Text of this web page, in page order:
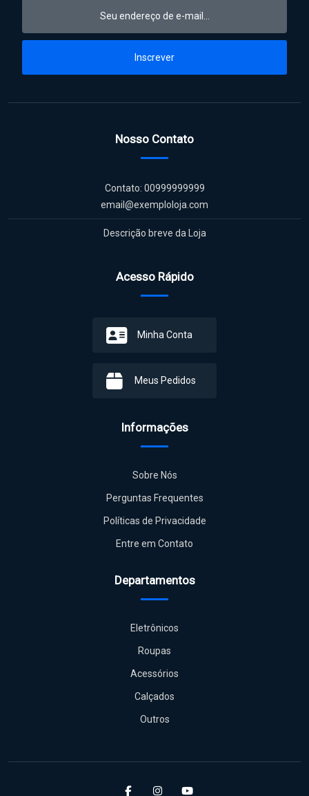
Inscrever
Nosso Contato
Contato: 00999999999
email@exemploloja.com
Descrição breve da Loja
Acesso Rápido
Minha Conta
Meus Pedidos
Informações
Sobre Nós
Perguntas Frequentes
Políticas de Privacidade
Entre em Contato
Departamentos
Eletrônicos
Roupas
Acessórios
Calçados
Outros